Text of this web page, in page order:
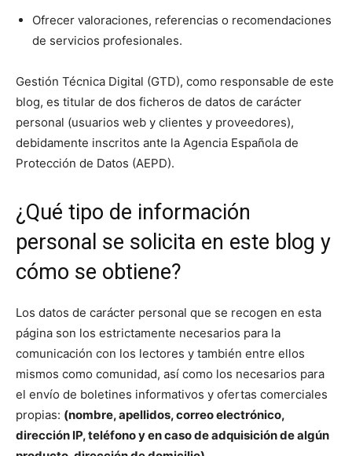
Ofrecer valoraciones, referencias o recomendaciones
de servicios profesionales.
Gestión Técnica Digital (GTD), como responsable de este
blog, es titular de dos ficheros de datos de carácter
personal (usuarios web y clientes y proveedores),
debidamente inscritos ante la Agencia Española de
Protección de Datos (AEPD).
¿Qué tipo de información
personal se solicita en este blog y
cómo se obtiene?
Los datos de carácter personal que se recogen en esta
página son los estrictamente necesarios para la
comunicación con los lectores y también entre ellos
mismos como comunidad, así como los necesarios para
el envío de boletines informativos y ofertas comerciales
propias: (nombre, apellidos, correo electrónico,
dirección IP, teléfono y en caso de adquisición de algún